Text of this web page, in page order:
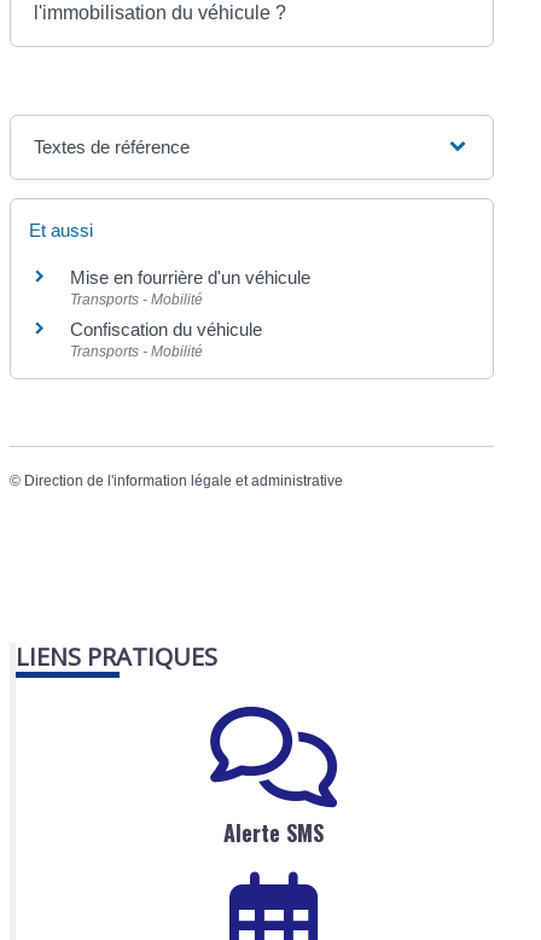
l'immobilisation du véhicule ?
Textes de référence
Et aussi
Mise en fourrière d'un véhicule
Transports - Mobilité
Confiscation du véhicule
Transports - Mobilité
© Direction de l'information légale et administrative
LIENS PRATIQUES
Alerte SMS